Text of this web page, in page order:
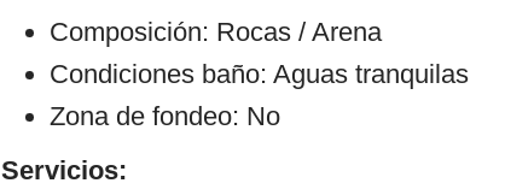
Composición: Rocas / Arena
Condiciones baño: Aguas tranquilas
Zona de fondeo: No
Servicios: